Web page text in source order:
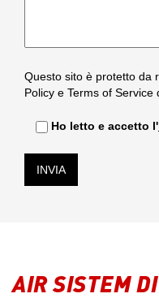
Questo sito è protetto da
Policy e Terms of Service
Ho letto e accetto l'
AIR SISTEM